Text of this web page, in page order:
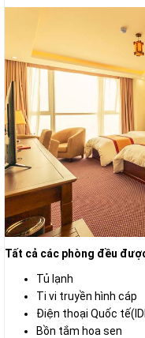
Tất cả các phòng đều
Tủ lạnh
Ti vi truyền hình cáp
Điện thoại Quốc
Bồn tắm hoa sen